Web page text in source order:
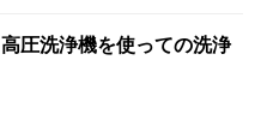
高圧洗浄機を使っての洗浄